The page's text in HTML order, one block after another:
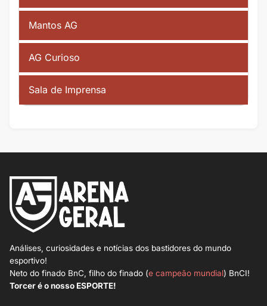
Mantos AG
AG Curioso
Sala de Imprensa
Análises, curiosidades e notícias dos bastidores do mundo
esportivo!
Neto do finado BnC, filho do finado (e campeão mundial) BnCI!
Torcer é o nosso ESPORTE!